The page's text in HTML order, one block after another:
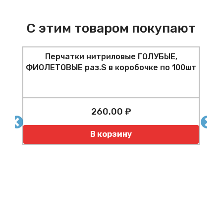
С этим товаром покупают
Перчатки нитриловые ГОЛУБЫЕ,
ФИОЛЕТОВЫЕ раз.S в коробочке по 100шт
260.00 ₽
Количество
В корзину